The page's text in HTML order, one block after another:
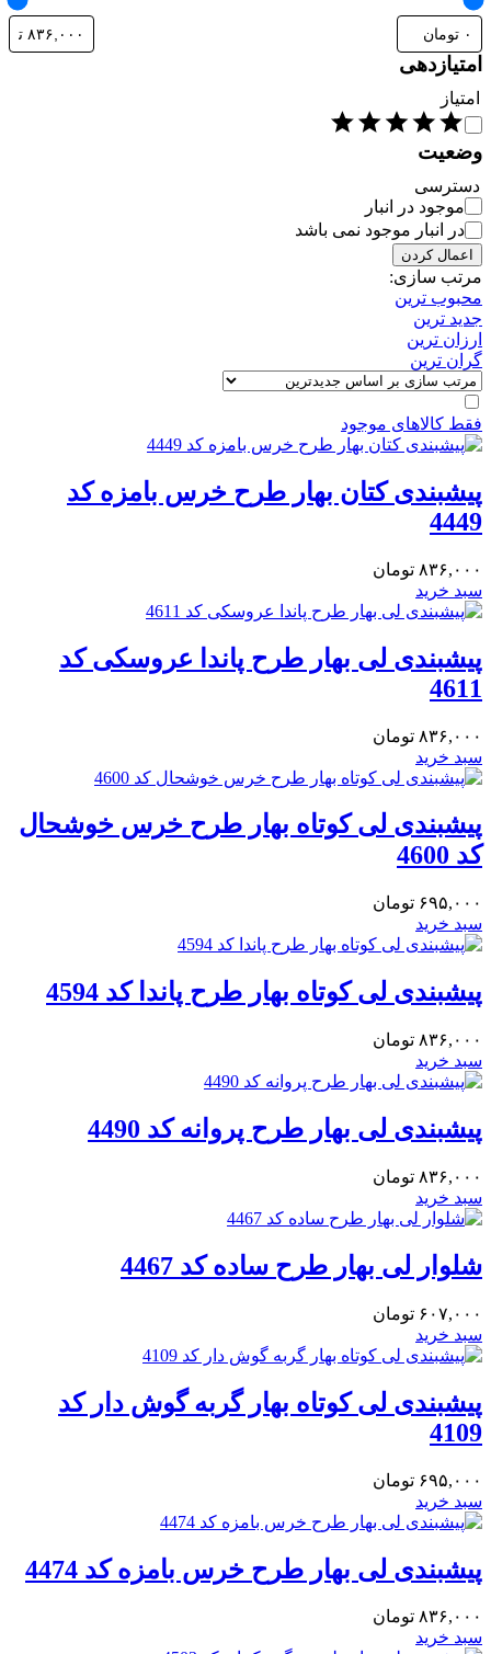
امتیازدهی
امتیاز
وضعیت
دسترسی
موجود در انبار
در انبار موجود نمی باشد
اعمال کردن
مرتب سازی:
محبوب ترین
جدید ترین
ارزان ترین
گران ترین
فقط کالاهای موجود
پیشبندی کتان بهار طرح خرس بامزه کد
4449
۸۳۶,۰۰۰ تومان
سبد خرید
پیشبندی لی بهار طرح پاندا عروسکی کد
4611
۸۳۶,۰۰۰ تومان
سبد خرید
پیشبندی لی کوتاه بهار طرح خرس خوشحال
کد 4600
۶۹۵,۰۰۰ تومان
سبد خرید
پیشبندی لی کوتاه بهار طرح پاندا کد 4594
۸۳۶,۰۰۰ تومان
سبد خرید
پیشبندی لی بهار طرح پروانه کد 4490
۸۳۶,۰۰۰ تومان
سبد خرید
شلوار لی بهار طرح ساده کد 4467
۶۰۷,۰۰۰ تومان
سبد خرید
پیشبندی لی کوتاه بهار گربه گوش دار کد
4109
۶۹۵,۰۰۰ تومان
سبد خرید
پیشبندی لی بهار طرح خرس بامزه کد 4474
۸۳۶,۰۰۰ تومان
سبد خرید